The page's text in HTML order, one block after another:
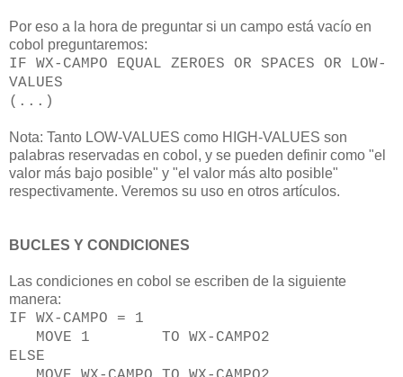
Por eso a la hora de preguntar si un campo está vacío en
cobol preguntaremos:
IF WX-CAMPO EQUAL ZEROES OR SPACES OR LOW-
VALUES
(...)
Nota: Tanto LOW-VALUES como HIGH-VALUES son
palabras reservadas en cobol, y se pueden definir como "el
valor más bajo posible" y "el valor más alto posible"
respectivamente. Veremos su uso en otros artículos.
BUCLES Y CONDICIONES
Las condiciones en cobol se escriben de la siguiente
manera:
IF WX-CAMPO = 1
MOVE 1 TO WX-CAMPO2
ELSE